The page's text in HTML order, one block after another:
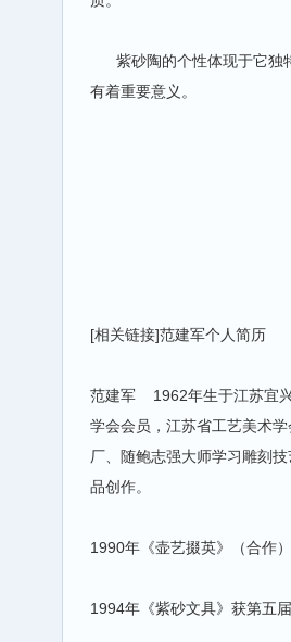
紫砂陶的个性体现于它独
有着重要意义。
[相关链接]范建军个人简历
范建军 1962年生于江苏宜
学会会员，江苏省工艺美术
厂、随鲍志强大师学习雕刻
品创作。
1990年《壶艺掇英》（合作
1994年《紫砂文具》获第五